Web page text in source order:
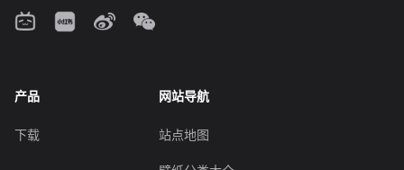
产品
下载
网站导航
站点地图